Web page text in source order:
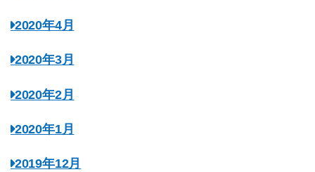
2020年4月
2020年3月
2020年2月
2020年1月
2019年12月